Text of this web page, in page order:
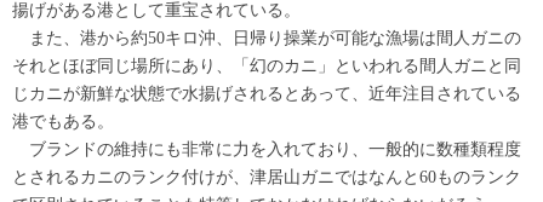
揚げがある港として重宝されている。
また、港から約50キロ沖、日帰り操業が可能な漁場は間人ガニの
それとほぼ同じ場所にあり、「幻のカニ」といわれる間人ガニと同
じカニが新鮮な状態で水揚げされるとあって、近年注目されている
港でもある。
ブランドの維持にも非常に力を入れており、一般的に数種類程度
とされるカニのランク付けが、津居山ガニではなんと60ものランク